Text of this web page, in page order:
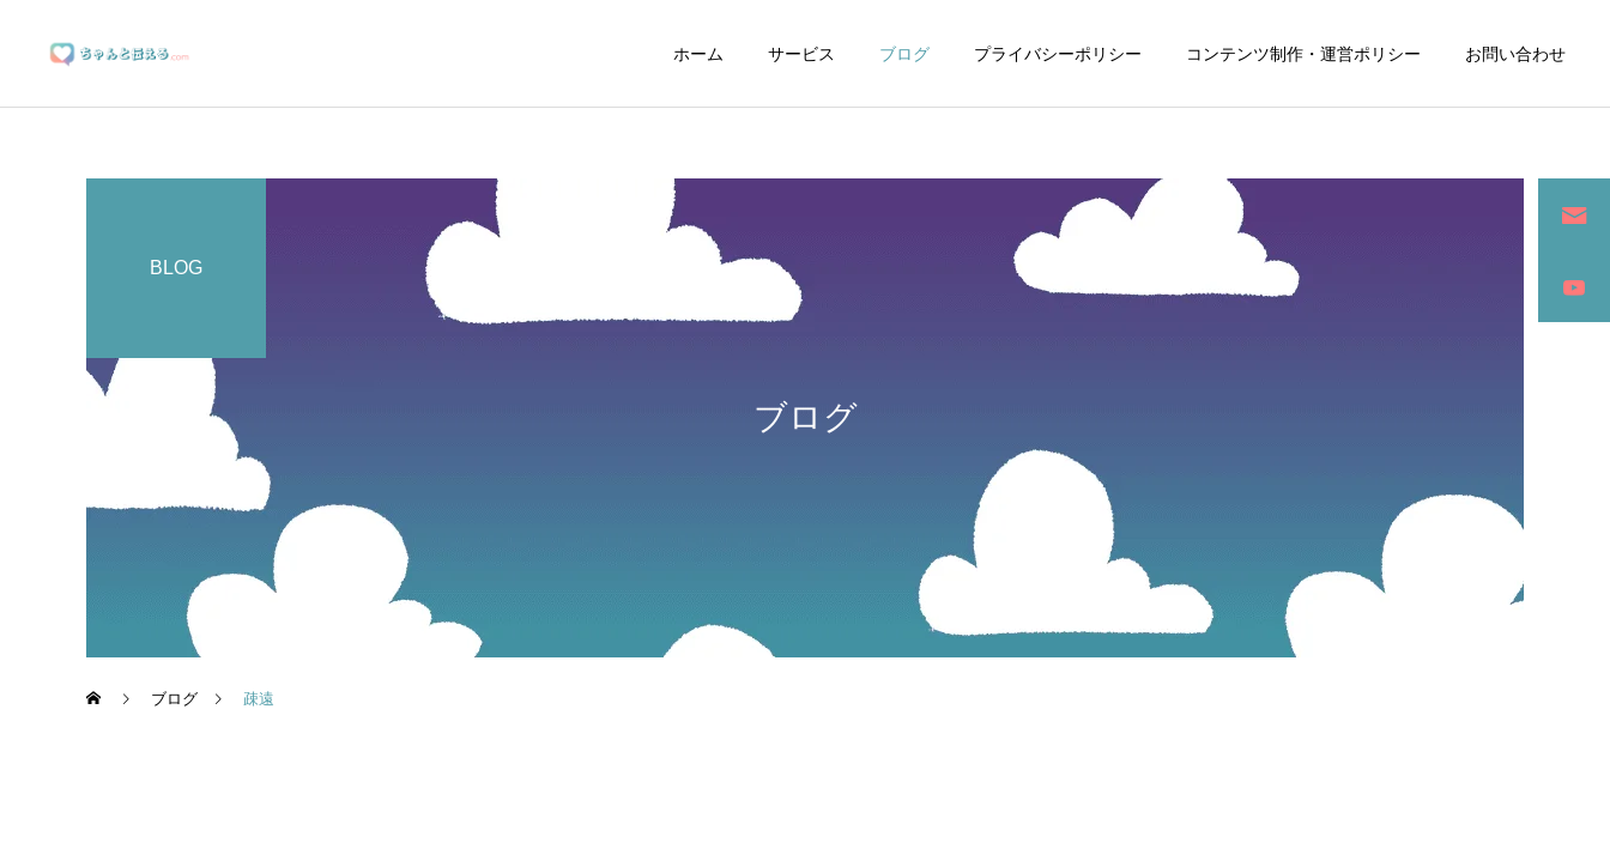
ホーム サービス ブログ プライバシーポリシー コンテンツ制作・運営ポリシー お問い合わせ
詳細を見る
ブランディングサポート グラフィックデザイン SEO / セールスライティング
ブログ
BLOG
ブログ 疎遠